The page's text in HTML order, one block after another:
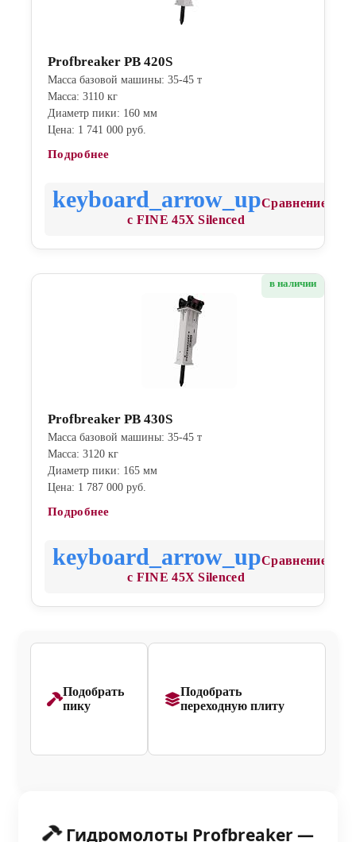
Profbreaker PB 420S
Масса базовой машины: 35-45 т
Масса: 3110 кг
Диаметр пики: 160 мм
Цена: 1 741 000 руб.
Подробнее
Сравнение
с FINE 45X Silenced
в наличии
Profbreaker PB 430S
Масса базовой машины: 35-45 т
Масса: 3120 кг
Диаметр пики: 165 мм
Цена: 1 787 000 руб.
Подробнее
Сравнение
с FINE 45X Silenced
Подобрать
пику
Подобрать
переходную плиту
Гидромолоты Profbreaker —